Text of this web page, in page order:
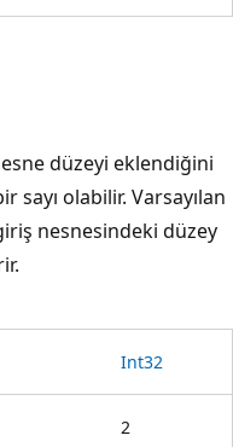
düzeyi eklendiğini
sayı olabilir. Varsayılan
nesnesindeki düzey
Int32
2